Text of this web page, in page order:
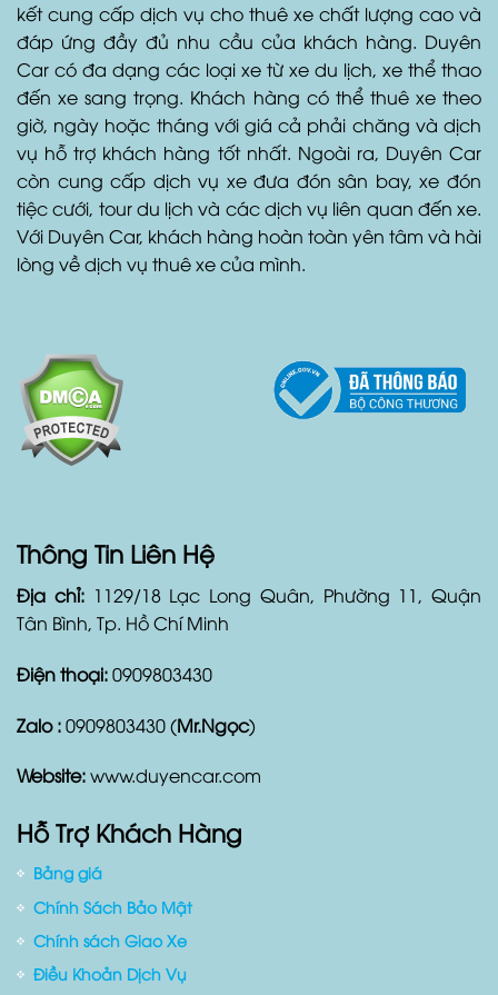
kết cung cấp dịch vụ cho thuê xe chất lượng cao và
đáp ứng đầy đủ nhu cầu của khách hàng. Duyên
Car có đa dạng các loại xe từ xe du lịch, xe thể thao
đến xe sang trọng. Khách hàng có thể thuê xe theo
giờ, ngày hoặc tháng với giá cả phải chăng và dịch
vụ hỗ trợ khách hàng tốt nhất. Ngoài ra, Duyên Car
còn cung cấp dịch vụ xe đưa đón sân bay, xe đón
tiệc cưới, tour du lịch và các dịch vụ liên quan đến xe.
Với Duyên Car, khách hàng hoàn toàn yên tâm và hài
lòng về dịch vụ thuê xe của mình.
Thông Tin Liên Hệ
Địa chỉ: 1129/18 Lạc Long Quân, Phường 11, Quận
Tân Bình, Tp. Hồ Chí Minh
Điện thoại:0909803430
Zalo :0909803430 (Mr.Ngọc)
Website:www.duyencar.com
Hỗ Trợ Khách Hàng
Bảng giá
Chính Sách Bảo Mật
Chính sách Giao Xe
Điều Khoản Dịch Vụ